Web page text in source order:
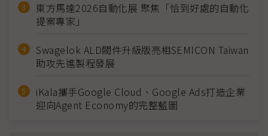
東方馬達2026自動化展 聚焦「恰到好處的自動化
提案專家」
Swagelok ALD閥件升級版亮相SEMICON Taiwan
助攻先進製程發展
iKala攜手Google Cloud、Google Ads打造企業
迎向Agent Economy的完整藍圖